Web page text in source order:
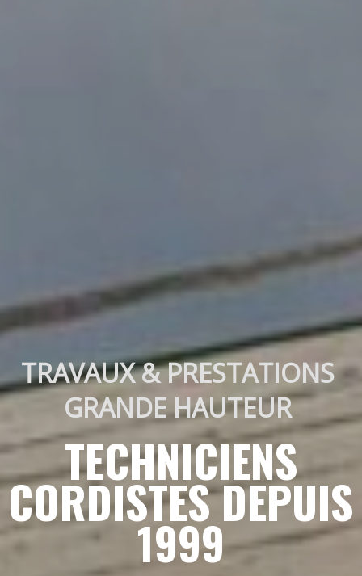
TRAVAUX & PRESTATIONS
GRANDE HAUTEUR
TECHNICIENS
CORDISTES DEPUIS
1999